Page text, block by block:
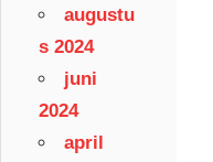
augustu
s 2024
juni
2024
april